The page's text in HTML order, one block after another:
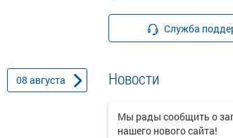
08 августа
Служба
Новости
Мы рады сообщить о
нашего нового сайта!